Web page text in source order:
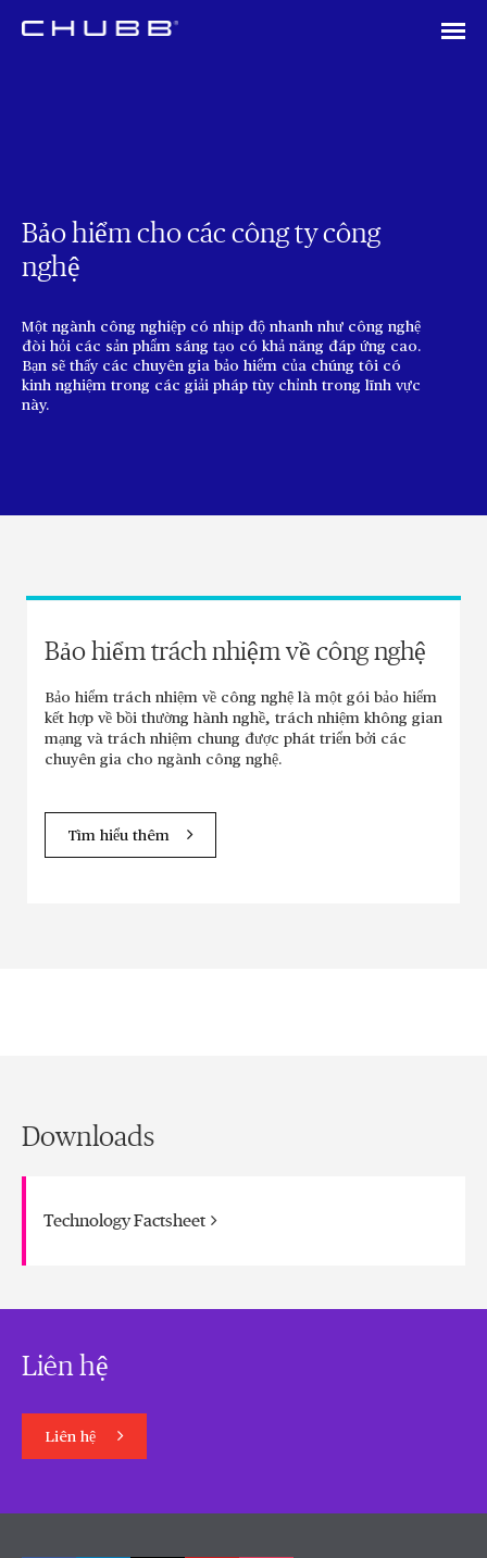
Bảo hiểm cho các công ty công
nghệ
Một ngành công nghiệp có nhịp độ nhanh như công nghệ
đòi hỏi các sản phẩm sáng tạo có khả năng đáp ứng cao.
Bạn sẽ thấy các chuyên gia bảo hiểm của chúng tôi có
kinh nghiệm trong các giải pháp tùy chỉnh trong lĩnh vực
này.
Bảo hiểm trách nhiệm về công nghệ
Bảo hiểm trách nhiệm về công nghệ là một gói bảo hiểm
kết hợp về bồi thường hành nghề, trách nhiệm không gian
mạng và trách nhiệm chung được phát triển bởi các
chuyên gia cho ngành công nghệ.
Tìm hiểu thêm
Downloads
Technology Factsheet
Liên hệ
Liên hệ